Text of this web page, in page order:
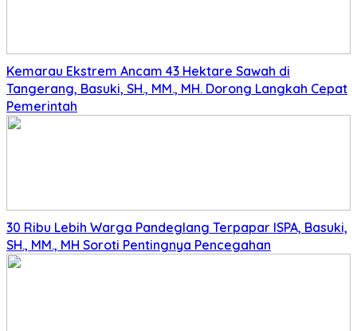
Kemarau Ekstrem Ancam 43 Hektare Sawah di
Tangerang, Basuki, SH., MM., MH. Dorong Langkah Cepat
Pemerintah
30 Ribu Lebih Warga Pandeglang Terpapar ISPA, Basuki,
SH., MM., MH Soroti Pentingnya Pencegahan